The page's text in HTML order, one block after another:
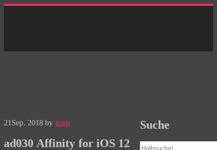
Skip
21 Sep. 2018 by team
ad030 Affinity for iOS 12
Suche
Suchen